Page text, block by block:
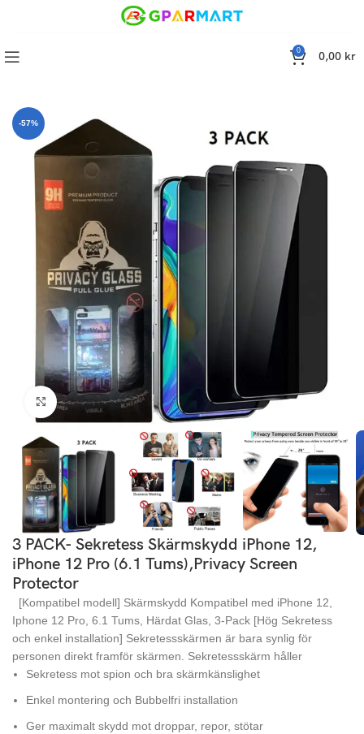
0 0,00 kr
-57%
Click to enlarge
3 PACK- Sekretess Skärmskydd iPhone 12,
iPhone 12 Pro (6.1 Tums),Privacy Screen
Protector
[Kompatibel modell] Skärmskydd Kompatibel med iPhone 12,
Iphone 12 Pro, 6.1 Tums, Härdat Glas, 3-Pack [Hög Sekretess
och enkel installation] Sekretessskärmen är bara synlig för
personen direkt framför skärmen. Sekretessskärm håller
Sekretess mot spion och bra skärmkänslighet
Enkel montering och Bubbelfri installation
Ger maximalt skydd mot droppar, repor, stötar